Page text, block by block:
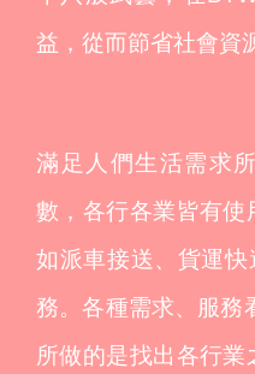
益，從而節省社會資
滿足人們生活需求
數，各行各業皆有使
如派車接送、貨運
務。各種需求、服務
所做的是找出各行